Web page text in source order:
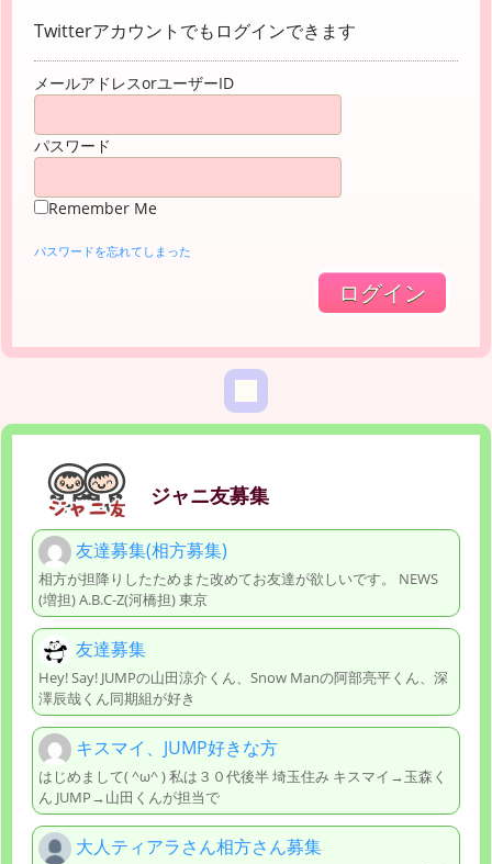
Twitterアカウントでもログインできます
メールアドレスorユーザーID
パスワード
Remember Me
パスワードを忘れてしまった
ジャニ友募集
友達募集(相方募集)
相方が担降りしたためまた改めてお友達が欲しいです。 NEWS
(増担) A.B.C-Z(河橋担) 東京
友達募集
Hey! Say! JUMPの山田涼介くん、Snow Manの阿部亮平くん、深
澤辰哉くん同期組が好き
キスマイ、JUMP好きな方
はじめまして( ^ω^ ) 私は３０代後半 埼玉住み キスマイ→玉森く
ん JUMP→山田くんが担当で
大人ティアラさん相方さん募集